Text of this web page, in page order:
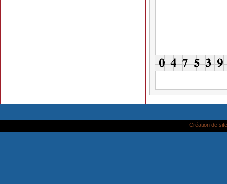
Création de